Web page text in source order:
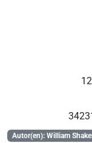
Autor(en): William